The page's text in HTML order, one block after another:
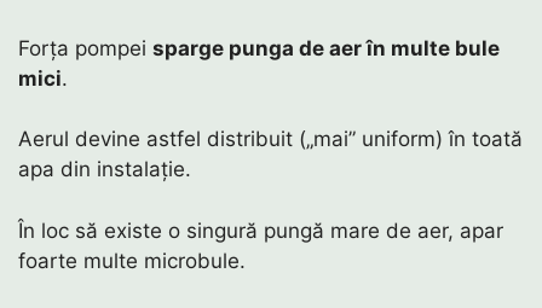
Forța pompei sparge punga de aer în multe bule
mici.
Aerul devine astfel distribuit („mai” uniform) în toată
apa din instalație.
În loc să existe o singură pungă mare de aer, apar
foarte multe microbule.